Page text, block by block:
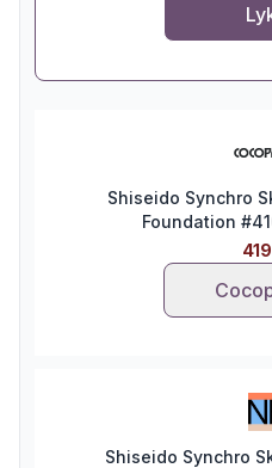
Shiseido Synchro
Foundation
Shiseido Synchro